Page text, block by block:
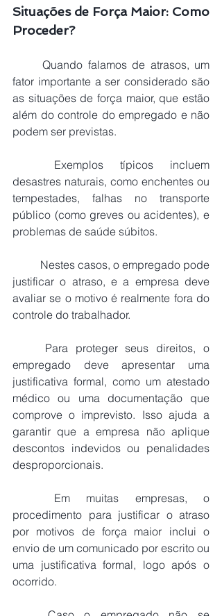
Situações de Força Maior: Como
Proceder?
Quando falamos de atrasos, um
fator importante a ser considerado são
as situações de força maior, que estão
além do controle do empregado e não
podem ser previstas.
desastres naturais, como enchentes ou
tempestades, falhas no transporte
público (como greves ou acidentes), e
problemas de saúde súbitos.
justificar o atraso, e a empresa deve
avaliar se o motivo é realmente fora do
controle do trabalhador.
empregado deve apresentar uma
justificativa formal, como um atestado
médico ou uma documentação que
comprove o imprevisto. Isso ajuda a
garantir que a empresa não aplique
descontos indevidos ou penalidades
desproporcionais.
procedimento para justificar o atraso
por motivos de força maior inclui o
envio de um comunicado por escrito ou
uma justificativa formal, logo após o
ocorrido.